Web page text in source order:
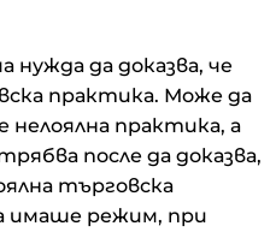
нужда да доказва, че
практика. Може да
нелоялна практика, а
после да доказва,
търговска
имаше режим, при